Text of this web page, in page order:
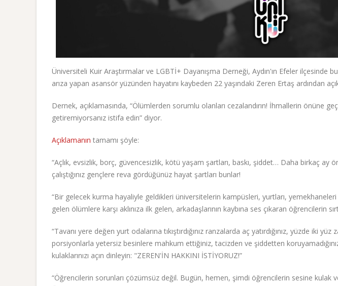
Üniversiteli Kuir Araştırmalar ve LGBTİ+ Dayanışma Derneği, Aydın'ın Efeler ilçesinde
arıza yapan asansör yüzünden hayatını kaybeden 22 yaşındaki Zeren Ertaş ardından
Dernek, açıklamasında, “Ölümlerden sorumlu olanları cezalandırın! İhmallerin önüne
getiremiyorsanız istifa edin” diyor.
Açıklamanın tamamı şöyle:
“Açlık, evsizlik, borç, güvencesizlik, kötü yaşam şartları, baskı, şiddet… Daha birkaç ay
çalıştığınız gençlere reva gördüğünüz hayat şartları bunlar!
“Bir gelecek kurma hayaliyle geldikleri üniversitelerin kampüsleri, yurtları,
gelen ölümlere karşı aklınıza ilk gelen, arkadaşlarının kaybına ses çıkaran öğrencilerin
“Tavanı yere değen yurt odalarına tıkıştırdığınız ranzalarda aç yatırdığınız, yüzde iki
porsiyonlarla yetersiz besinlere mahkum ettiğiniz, tacizden ve şiddetten
kulaklarınızı açın dinleyin: "ZEREN'İN HAKKINI İSTİYORUZ!”
“Öğrencilerin sorunları çözümsüz değil. Bugün, hemen, şimdi öğrencilerin sesine kulak